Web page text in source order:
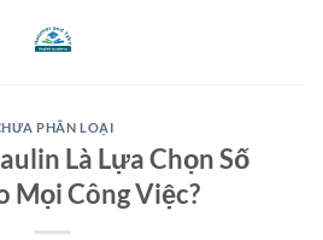
PHÂN LOẠI
Là Lựa Chọn Số
Mọi Công Việc?